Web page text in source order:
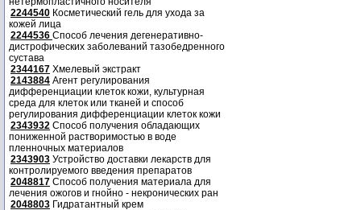
2244540 Косметический гель для ухода за
кожей лица
2244536 Способ лечения дегенеративно-
дистрофических заболеваний тазобедренного
сустава
2344167 Хмелевый экстракт
2143884 Агент регулирования
дифференциации клеток кожи, культурная
среда для клеток или тканей и способ
регулирования дифференциации клеток кожи
2343932 Способ получения обладающих
пониженной растворимостью в воде
пленночных материалов
2343903 Устройство доставки лекарств для
контролируемого введения препаратов
2048817 Способ получения материала для
лечения ожогов и гнойно - некронических ран
2048803 Гидратантный крем